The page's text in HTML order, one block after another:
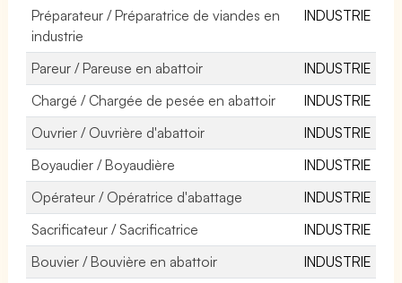
Préparateur / Préparatrice de viandes en
industrie
INDUSTRIE
Pareur / Pareuse en abattoir
INDUSTRIE
Chargé / Chargée de pesée en abattoir
INDUSTRIE
Ouvrier / Ouvrière d'abattoir
INDUSTRIE
Boyaudier / Boyaudière
INDUSTRIE
Opérateur / Opératrice d'abattage
INDUSTRIE
Sacrificateur / Sacrificatrice
INDUSTRIE
Bouvier / Bouvière en abattoir
INDUSTRIE